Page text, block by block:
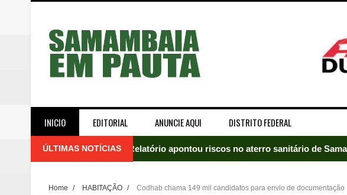
INICIO EDITORIAL ANUNCIE AQUI DISTRITO FEDERAL
ÚLTIMAS NOTÍCIAS Relatório apontou riscos no aterro sanitário de
Home / HABITAÇÃO / Codhab chama 149 mil candidatos para envio de documentação